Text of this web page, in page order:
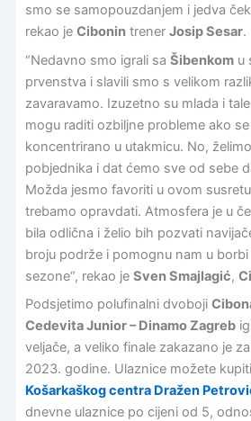
smo se samopouzdanjem i jedva
rekao je Cibonintrener Josip Sesar.
“Nedavno smo igrali sa Šibenkomu
prvenstva i slavili smo s velikom
zavaravamo. Izuzetno su mlada i
mogu raditi ozbiljne probleme ako
koncentrirano u utakmicu. No,
pobjednika i dat ćemo sve od sebe
Možda jesmo favoriti u ovom
trebamo opravdati. Atmosfera je u
bila odlična i želio bih pozvati
broju podrže i pomognu nam u
sezone“, rekao je Sven Smajlagić,
Podsjetimo polufinalni dvoboji
Cedevita Junior – Dinamo Zagreb
veljače, a veliko finale zakazano je
2023. godine. Ulaznice možete
Košarkaškog centra Dražen
dnevne ulaznice po cijeni od 5,